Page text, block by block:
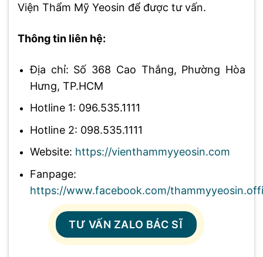
Viện Thẩm Mỹ Yeosin để được tư vấn.
Thông tin liên hệ:
Địa chỉ: Số 368 Cao Thắng, Phường Hòa
Hưng, TP.HCM
Hotline 1: 096.535.1111
Hotline 2: 098.535.1111
Website: https://vienthammyyeosin.com
Fanpage:
https://www.facebook.com/
TƯ VẤN ZALO BÁC SĨ